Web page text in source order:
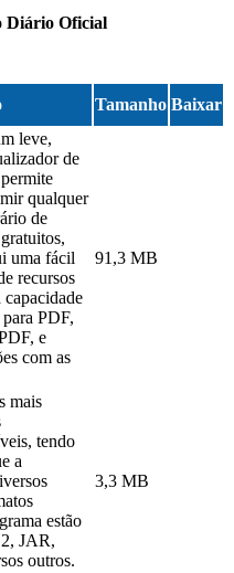
Diário Oficial
Tamanho Baixar
leve,
de
qualquer
de
uma fácil
recursos
PDF,
e
com as
91,3 MB
mais
tendo
a
estão
JAR,
outros.
3,3 MB